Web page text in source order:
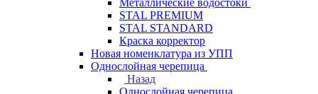
Металлические водостоки
STAL PREMIUM
STAL STANDARD
Краска корректор
Новая номенклатура из УПП
Однослойная черепица
Назад
Однослойная черепица